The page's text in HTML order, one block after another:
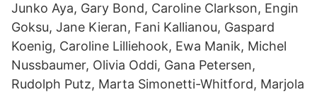
Junko Aya, Gary Bond, Caroline Clarkson, Engin
Goksu, Jane Kieran, Fani Kallianou, Gaspard
Koenig, Caroline Lilliehook, Ewa Manik, Michel
Nussbaumer, Olivia Oddi, Gana Petersen,
Rudolph Putz, Marta Simonetti-Whitford, Marjola